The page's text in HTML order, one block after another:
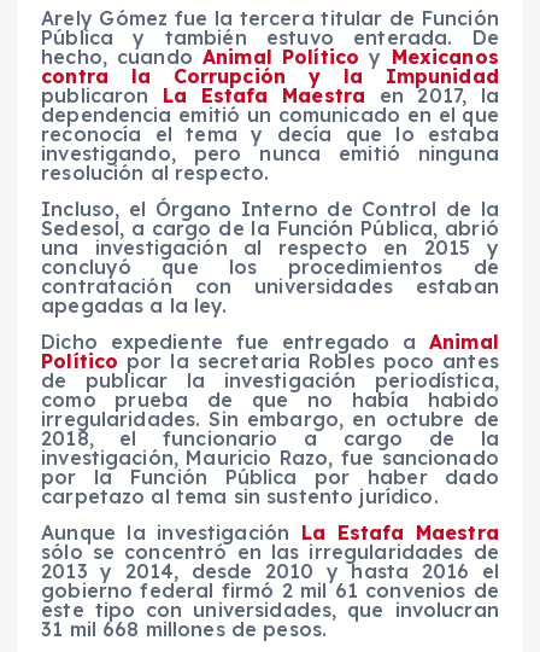
Arely Gómez fue la tercera titular de Función
Pública y también estuvo enterada. De
hecho, cuandoAnimal Político y Mexicanos
contra la Corrupción y la Impunidad
publicaron La Estafa Maestra en 2017, la
dependencia emitió un comunicado en el que
reconocía el tema y decía que lo estaba
investigando, pero nunca emitió ninguna
resolución al respecto.
Incluso, el Órgano Interno de Control de la
Sedesol, a cargo de la Función Pública, abrió
una investigación al respecto en 2015 y
concluyó que los procedimientos de
contratación con universidades estaban
apegadas a la ley.
Dicho expediente fue entregado aAnimal
Político por la secretaria Robles poco antes
de publicar la investigación periodística,
como prueba de que no había habido
irregularidades. Sin embargo, en octubre de
2018, el funcionario a cargo de la
investigación, Mauricio Razo, fue sancionado
por la Función Pública por haber dado
carpetazo al tema sin sustento jurídico.
Aunque la investigación La Estafa Maestra
sólo se concentró en las irregularidades de
2013 y 2014, desde 2010 y hasta 2016 el
gobierno federal firmó 2 mil 61 convenios de
este tipo con universidades, que involucran
31 mil 668 millones de pesos.